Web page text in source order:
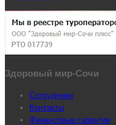
Здоровый мир-Сочи
Сотрудники
Контакты
Финансовые гарантии